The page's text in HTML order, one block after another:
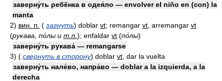
заверну́ть ребёнка в одея́ло — envolver el niño en (con) la
manta
2) вин. п. ( загнуть) doblar vt; remangar vt , arremangar vt
(рукава, по́лы и т.п. ); enfaldar vt (по́лы)
заверну́ть рукава́ — remangarse
3) ( свернуть в сторону) doblar vt , dar la vuelta
заверну́ть нале́во, напра́во — doblar a la izquierda, a la
derecha